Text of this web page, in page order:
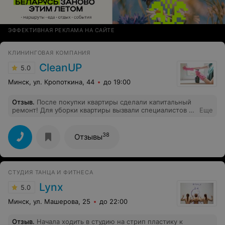
ЭФФЕКТИВНАЯ РЕКЛАМА НА САЙТЕ
КЛИНИНГОВАЯ КОМПАНИЯ
5.0 CleanUP
Минск, ул. Кропоткина, 44 до 19:00
Отзыв. После покупки квартиры сделали капитальный
ремонт! Для уборки квартиры вызвали специалистов с
главное в оговоренные сроки и за очень приемлемую
цену! Настоятельно рекомендую данную компанию!
Еще
Отзывы38
СТУДИЯ ТАНЦА И ФИТНЕСА
5.0 Lynx
Минск, ул. Машерова, 25 до 22:00
Отзыв. Начала ходить в студию на стрип пластику к